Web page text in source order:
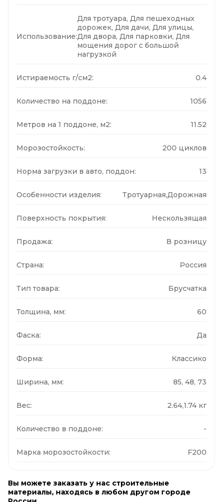
Использование:
Для тротуара, Для пешеходных
дорожек, Для дачи, Для улицы,
Для двора, Для парковки, Для
мощения дорог с большой
нагрузкой
Истираемость г/см2: 0.4
Количество на поддоне: 1056
Метров на 1 поддоне, м2: 11.52
Морозостойкость: 200 циклов
Норма загрузки в авто, поддон: 13
Особенности изделия: Тротуарная,Дорожная
Поверхность покрытия: Нескользящая
Продажа: В розницу
Страна: Россия
Тип товара: Брусчатка
Толщина, мм: 60
Фаска: Да
Форма: Классико
Ширина, мм: 85, 48, 73
Вес: 2.64,1.74 кг
Количество в поддоне: -
Марка морозостойкости: F200
Вы можете заказать у нас строительные
материалы, находясь в любом другом городе